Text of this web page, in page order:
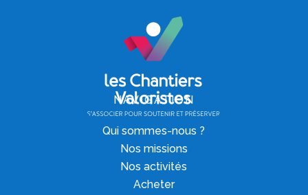
NAVIGATION
Qui sommes-nous ?
Nos missions
Nos activités
Acheter